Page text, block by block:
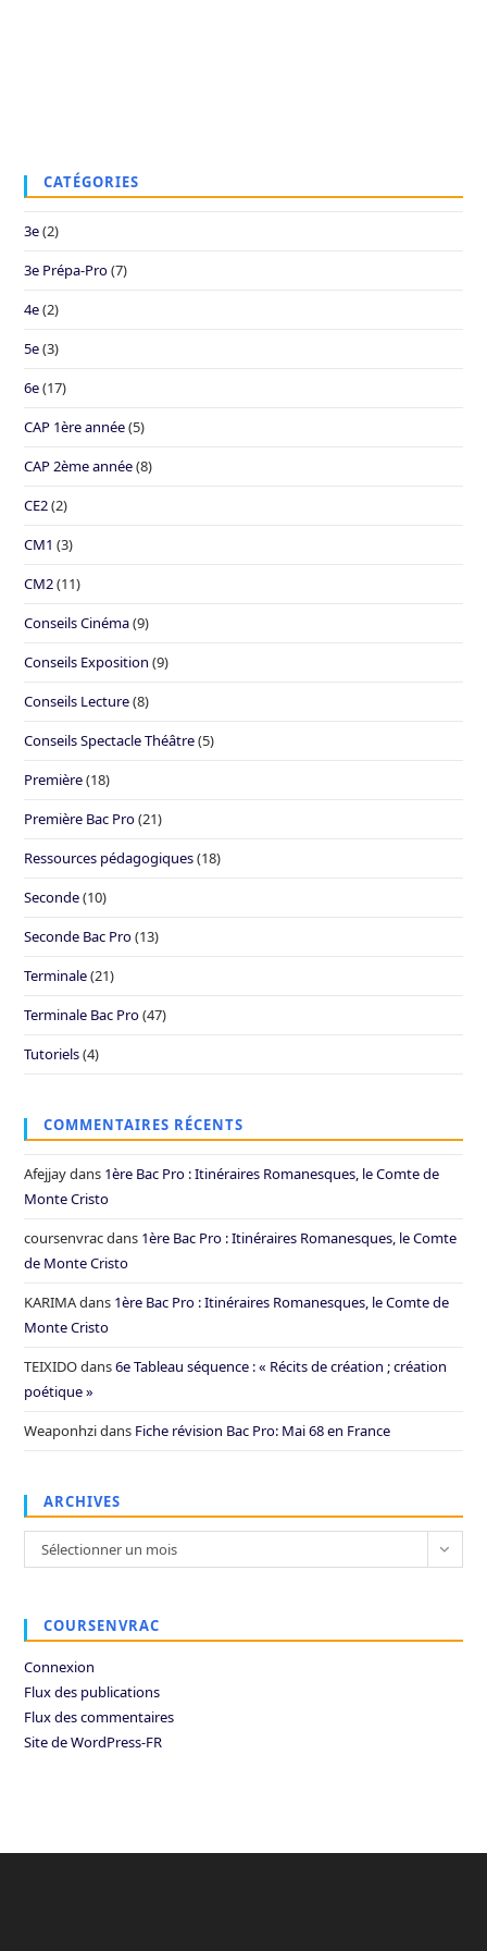
CATÉGORIES
3e(2)
3e Prépa-Pro(7)
4e(2)
5e(3)
6e(17)
CAP 1ère année(5)
CAP 2ème année(8)
CE2(2)
CM1 (3)
CM2(11)
Conseils Cinéma(9)
Conseils Exposition (9)
Conseils Lecture(8)
Conseils Spectacle Théâtre(5)
Première(18)
Première Bac Pro(21)
Ressources pédagogiques(18)
Seconde(10)
Seconde Bac Pro(13)
Terminale(21)
Terminale Bac Pro(47)
Tutoriels(4)
COMMENTAIRES RÉCENTS
Afejjaydans 1ère Bac Pro : Itinéraires Romanesques, le Comte de
Monte Cristo
coursenvracdans 1ère Bac Pro : Itinéraires Romanesques, le Comte
de Monte Cristo
KARIMAdans 1ère Bac Pro : Itinéraires Romanesques, le Comte de
Monte Cristo
TEIXIDOdans6e Tableau séquence : « Récits de création ; création
poétique »
Weaponhzidans Fiche révision Bac Pro: Mai 68 en France
ARCHIVES
Archives
Sélectionner un mois
COURSENVRAC
Connexion
Flux des publications
Flux des commentaires
Site de WordPress-FR